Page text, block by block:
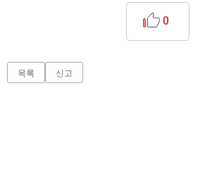
0
목록 신고